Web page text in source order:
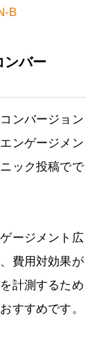
B
ンバー
ンバージョン
ンゲージメン
ック投稿でで
ージメント広
費用対効果が
計測するため
すすめです。